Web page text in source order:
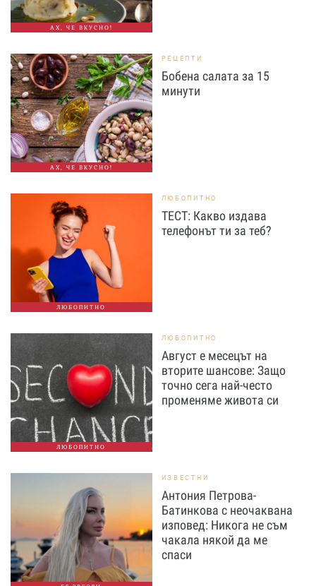
АХ, ЧЕ ВКУСНО!
АХ, ЧЕ ВКУСНО!
РЕЦЕПТИ
Бобена салата за 15
минути
ЛЮБОПИТНО
ЛЮБОПИТНО
ТЕСТ: Какво издава
телефонът ти за теб?
ЛЮБОПИТНО
ЛЮБОПИТНО
Август е месецът на
вторите шансове: Защо
точно сега най-често
променяме живота си
ИЗВЕСТНИ
Антония Петрова-
Батинкова с неочаквана
изповед: Никога не съм
чакала някой да ме
спаси